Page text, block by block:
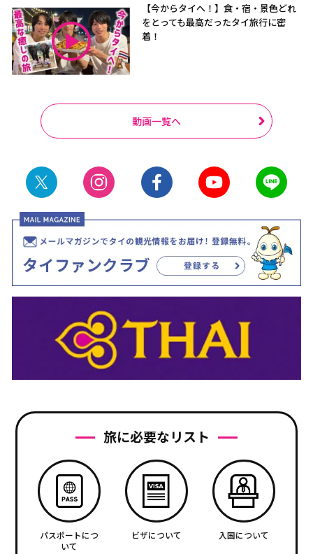
【今からタイへ！】食・宿・景色どれ
をとっても最高だったタイ旅行に密
着！
動画一覧へ
旅に必要なリスト
パスポートにつ
いて
ビザについて 入国について